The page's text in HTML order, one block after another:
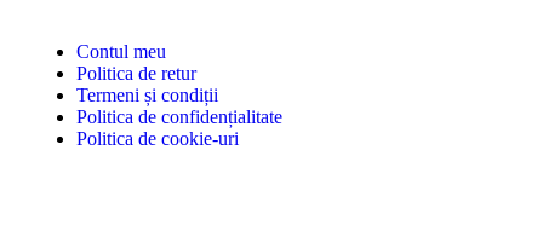
Contul meu
Politica de retur
Termeni și condiții
Politica de confidențialitate
Politica de cookie-uri